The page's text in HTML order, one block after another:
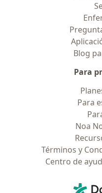
Blog
Para
Para
Noa
Términos y
Centro de